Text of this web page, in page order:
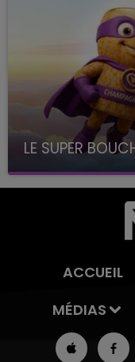
LE SUPER
avec La Famille
ACCUEIL
MÉDIAS